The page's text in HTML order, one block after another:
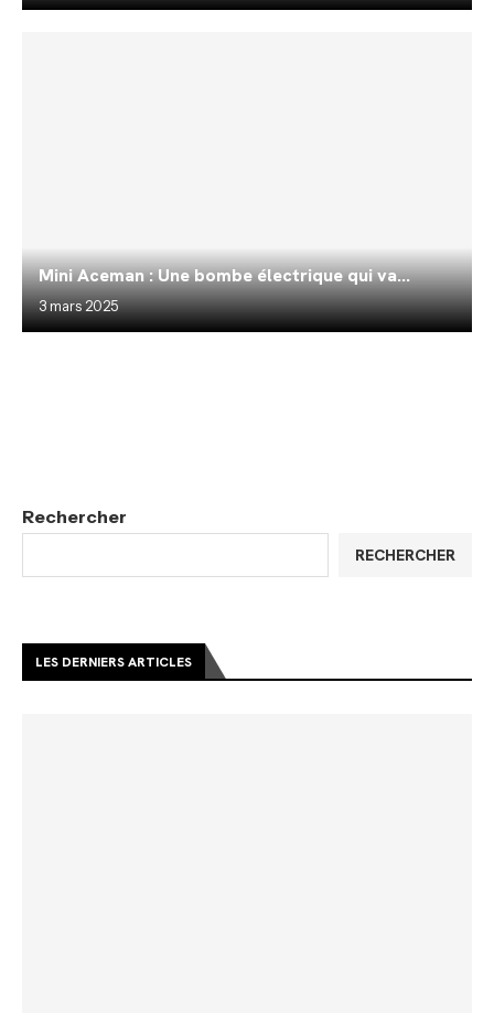
Mini Aceman : Une bombe électrique qui va...
3 mars 2025
Rechercher
RECHERCHER
LES DERNIERS ARTICLES